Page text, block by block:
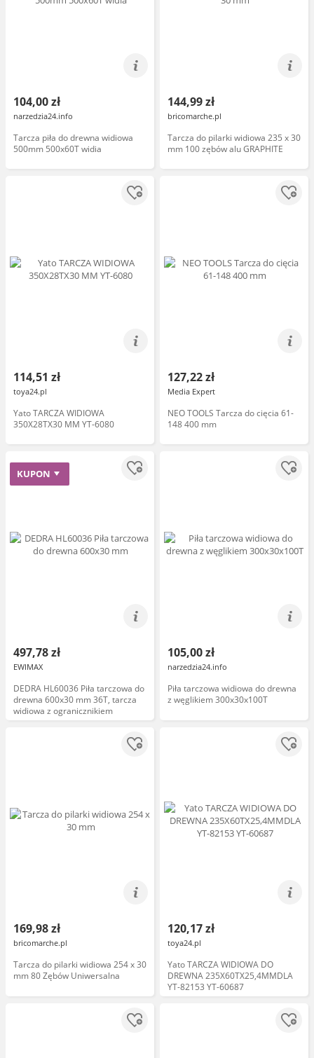
104,00 zł
narzedzia24.info
Tarcza piła do drewna widiowa
500mm 500x60T widia
144,99 zł
bricomarche.pl
Tarcza do pilarki widiowa 235 x 30
mm 100 zębów alu GRAPHITE
114,51 zł
toya24.pl
Yato TARCZA WIDIOWA
350X28TX30 MM YT-6080
127,22 zł
Media Expert
NEO TOOLS Tarcza do cięcia 61-
148 400 mm
KUPON
497,78 zł
EWIMAX
DEDRA HL60036 Piła tarczowa do
drewna 600x30 mm 36T, tarcza
widiowa z ogranicznikiem
105,00 zł
narzedzia24.info
Piła tarczowa widiowa do drewna
z węglikiem 300x30x100T
169,98 zł
bricomarche.pl
Tarcza do pilarki widiowa 254 x 30
mm 80 Zębów Uniwersalna
120,17 zł
toya24.pl
Yato TARCZA WIDIOWA DO
DREWNA 235X60TX25,4MMDLA
YT-82153 YT-60687